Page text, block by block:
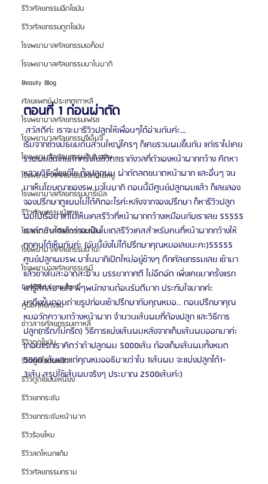
รีวิวศัลยกรรมฉีดไขมัน
รีวิวศัลยกรรมดูดไขมัน
โรงพยาบาลศัลยกรรมเอท็อป
โรงพยาบาลศัลยกรรมบาโนบากิ
Beauty Blog
ศัลยแพทย์ ประเทศเกาหลี
โรงพยาบาลศัลยกรรมเฟรช
โรงพยาบาลศัลยกรรมจีเอ็นจี
โรงพยาบาลศัลยกรรมอิมเมจอัพ
โรงพยาบาลศัลยกรรมเจดับเบิลยู
โรงพยาบาลศัลยกรรมมาร์เบิ้ล
รีวิวศัลยกรรมผู้ชาย
โรงพยาบาลศัลยกรรมมาอิน
โรงพยาบาลศัลยกรรมนานะ
โรงพยาบาลศัลยกรรมรูบี
Certified Consultant
คู่มือศัลยกรรม
ข่าวสารศัลยกรรมเกาหลี
รีวิวดูดไขมัน
รีวิวดูดไขมันหน้า
รีวิวดูดไขมันเหนียง
รีวิวยกกระชับ
รีวิวยกกระชับหน้าผาก
รีวิวร้อยไหม
รีวิวลดโหนกแก้ม
รีวิวศัลยกรรมกราม
ตอนที่ 1 ก่อนผ่าตัด
สวัสดีค่ะ เราจะมารีวิวปลูกให้เพื่อนๆได้อ่านกันค่ะ…
เริ่มจากช่วงมัธยมต้นส่วนใหญ่ใครๆ ก็เคยรวมผมขึ้นกัน แต่เราไม่เคย
รวบผมขึ้นเลยสักครั้งในชีวิต!!เรากังวลที่ตัวเองหน้าผากกว้าง คิดหา
หลายวิธีเพื่อแก้ไข ทั้งปลูกผม ผ่าตัดลดขนาดหน้าผาก และอื่นๆ จน
มาเห็นโฆษณาของรพ.บาโนบากิ ตอนนี้มีศูนย์ปลูกผมแล้ว ก็เลยลอง
จองปรึกษาดูแบบไม่ได้คิดอะไรค่ะหลังจากจองปรึกษา ก็หารีวิวปลูก
ผมไปเรื่อย แต่ไม่เห็นเคสรีวิวที่หน้าผากกว้างเหมือนกับเราเลย 55555
เราตัดสินใจแล้วว่าจะเป็นโมเดลรีวิวเคสสำหรับคนที่หน้าผากกว้างให้
ทุกคนได้เห็นกันค่ะ (อันนี้ยังไม่ได้ปรึกษาคุณหมอเลยนะคะ)55555
ศูนย์ปลูกผมรพ.บาโนบากิเปิดใหม่อยู่ข้างๆ ตึกศัลยกรรมเลย เข้ามา
แล้วข้างในสะอาดสะอ้าน บรรยากาศดี ไม่อึดอัด เพิ่งเคยมาครั้งแรก
แต่รู้สึกสบายใจ พี่ๆพนักงานต้อนรับดีมาก ประทับใจมากค่ะ
มาถึงขั้นตอนถ่ายรูปก่อนเข้าปรึกษากับคุณหมอ.. ตอนปรึกษาคุณ
หมอวัดความกว้างหน้าผาก จำนวนเส้นผมที่ต้องปลูก และวิธีการ
ปลูก(กรีด/ไม่กรีด) วิธีการแบ่งเส้นผมหลังจากเก็บเส้นผมออกมาค่ะ
(ตอนแรกเราคิดว่าถ้าปลูกผม 5000เส้น ต้องเก็บเส้นผมทั้งหมด
5000 เส้นเลยแต่คุณหมออธิบายว่าใน 1เส้นผม จะแบ่งปลูกได้1-
3เส้น สรุปใช้เส้นผมจริงๆ ประมาณ 2500เส้นค่ะ)